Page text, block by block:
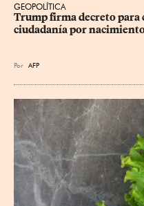
GEOPOLÍTICA
Trump firma decreto
ciudadanía por
Por AFP